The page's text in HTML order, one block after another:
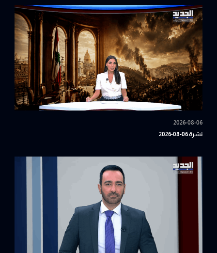
2026-08-06
نشرة 06-08-2026